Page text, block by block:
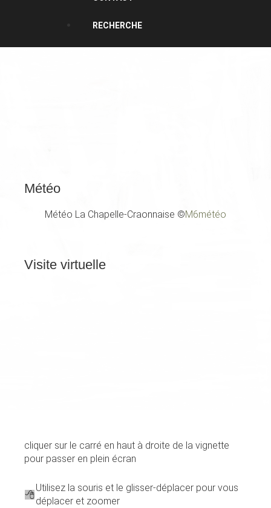
RECHERCHE
Météo
Météo La Chapelle-Craonnaise ©M6météo
Visite virtuelle
cliquer sur le carré en haut à droite de la vignette
pour passer en plein écran
Utilisez la souris et le glisser-déplacer pour vous
déplacer et zoomer